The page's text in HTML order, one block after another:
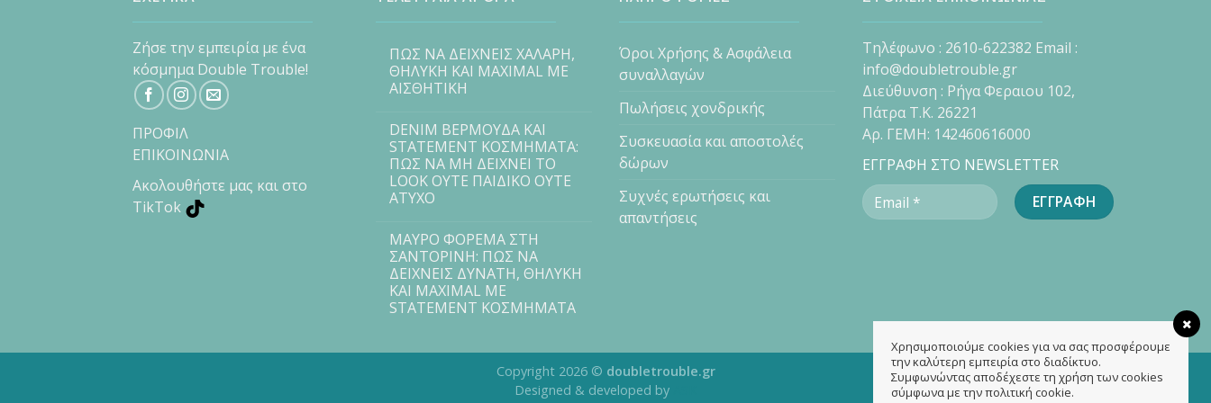
Ζήσε την εμπειρία με ένα
κόσμημα Double Trouble!
ΠΡΟΦΙΛ
ΕΠΙΚΟΙΝΩΝΙΑ
Ακολουθήστε μας και στο
TikTok
ΠΩΣ ΝΑ ΔΕΙΧΝΕΙΣ ΧΑΛΑΡΗ,
ΘΗΛΥΚΗ ΚΑΙ MAXIMAL ΜΕ
ΑΙΣΘΗΤΙΚΗ
DENIM ΒΕΡΜΟΥΔΑ ΚΑΙ
STATEMENT ΚΟΣΜΗΜΑΤΑ:
ΠΩΣ ΝΑ ΜΗ ΔΕΙΧΝΕΙ ΤΟ
LOOK ΟΥΤΕ ΠΑΙΔΙΚΟ ΟΥΤΕ
ΑΤΥΧΟ
ΜΑΥΡΟ ΦΟΡΕΜΑ ΣΤΗ
ΣΑΝΤΟΡΙΝΗ: ΠΩΣ ΝΑ
ΔΕΙΧΝΕΙΣ ΔΥΝΑΤΗ, ΘΗΛΥΚΗ
ΚΑΙ MAXIMAL ΜΕ
STATEMENT ΚΟΣΜΗΜΑΤΑ
Όροι Χρήσης & Ασφάλεια
συναλλαγών
Πωλήσεις χονδρικής
Συσκευασία και αποστολές
δώρων
Συχνές ερωτήσεις και
απαντήσεις
Τηλέφωνο : 2610-622382 Email :
info@doubletrouble.gr
Διεύθυνση : Ρήγα Φεραιου 102,
Πάτρα Τ.Κ. 26221
Αρ. ΓΕΜΗ: 142460616000
ΕΓΓΡΑΦΗ ΣΤΟ NEWSLETTER
Copyright 2026 © doubletrouble.gr
Designed & developed by
Χρησιμοποιούμε cookies για να σας προσφέρουμε
την καλύτερη εμπειρία στο διαδίκτυο.
Συμφωνώντας αποδέχεστε τη χρήση των cookies
σύμφωνα με την πολιτική cookie.